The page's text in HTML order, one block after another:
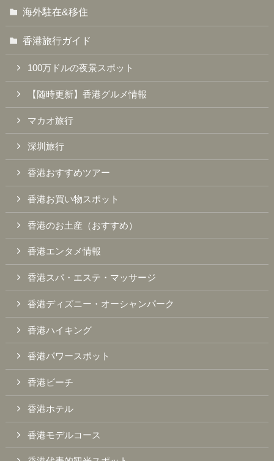
海外駐在&移住
香港旅行ガイド
100万ドルの夜景スポット
【随時更新】香港グルメ情報
マカオ旅行
深圳旅行
香港おすすめツアー
香港お買い物スポット
香港のお土産（おすすめ）
香港エンタメ情報
香港スパ・エステ・マッサージ
香港ディズニー・オーシャンパーク
香港ハイキング
香港パワースポット
香港ビーチ
香港ホテル
香港モデルコース